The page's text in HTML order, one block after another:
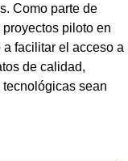
Como parte de
piloto en
facilitar el acceso a
de calidad,
sean